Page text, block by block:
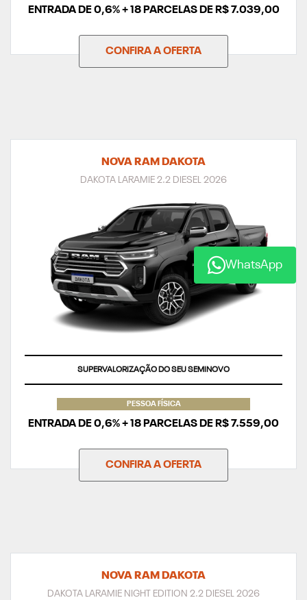
ENTRADA DE 0,6% + 18 PARCELAS DE R$ 7.039,00
CONFIRA A OFERTA
NOVA RAM DAKOTA
DAKOTA LARAMIE 2.2 DIESEL 2026
TAXA ZERO
PESSOA FÍSICA
ENTRADA DE 0,6% + 18 PARCELAS DE R$ 7.559,00
CONFIRA A OFERTA
NOVA RAM DAKOTA
DAKOTA LARAMIE NIGHT EDITION 2.2 DIESEL 2026
WhatsApp